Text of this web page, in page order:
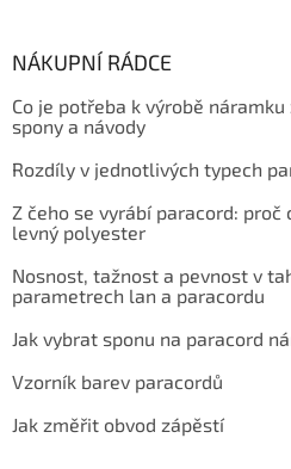
NÁKUPNÍ RÁDCE
Co je potřeba k výrobě
spony a návody
Rozdíly v jednotlivých typech
Z čeho se vyrábí paracord:
levný polyester
Nosnost, tažnost a pevnost v
parametrech lan a paracordu
Jak vybrat sponu na paracord
Vzorník barev paracordů
Jak změřit obvod zápěstí